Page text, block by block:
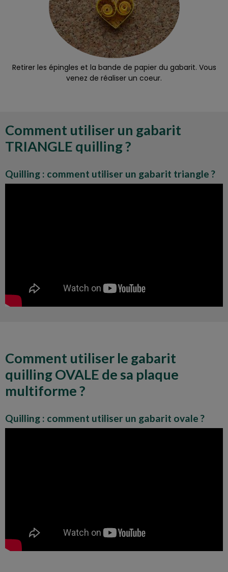
Retirer les épingles et la bande de papier du gabarit. Vous
venez de réaliser un coeur.
Comment utiliser un gabarit
TRIANGLE quilling ?
Quilling : comment utiliser un gabarit triangle ?
Comment utiliser le gabarit
quilling OVALE de sa plaque
multiforme ?
Quilling : comment utiliser un gabarit ovale ?